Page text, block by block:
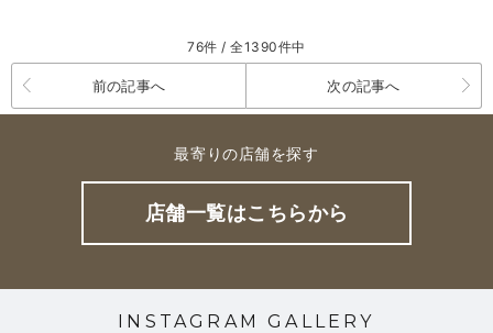
76件 / 全1390件中
前の記事へ 次の記事へ
最寄りの店舗を探す
店舗一覧はこちらから
INSTAGRAM GALLERY